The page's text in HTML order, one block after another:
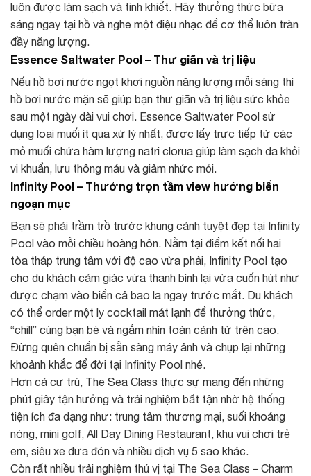
luôn được làm sạch và tinh khiết. Hãy thưởng thức bữa
sáng ngay tại hồ và nghe một điệu nhạc để cơ thể luôn tràn
đầy năng lượng.
Essence Saltwater Pool – Thư giãn và trị liệu
Nếu hồ bơi nước ngọt khơi nguồn năng lượng mỗi sáng thì
hồ bơi nước mặn sẽ giúp bạn thư giãn và trị liệu sức khỏe
sau một ngày dài vui chơi. Essence Saltwater Pool sử
dụng loại muối ít qua xử lý nhất, được lấy trực tiếp từ các
mỏ muối chứa hàm lượng natri clorua giúp làm sạch da khỏi
vi khuẩn, lưu thông máu và giảm nhức mỏi.
Infinity Pool – Thưởng trọn tầm view hướng biển
ngoạn mục
Bạn sẽ phải trầm trồ trước khung cảnh tuyệt đẹp tại Infinity
Pool vào mỗi chiều hoàng hôn. Nằm tại điểm kết nối hai
tòa tháp trung tâm với độ cao vừa phải, Infinity Pool tạo
cho du khách cảm giác vừa thanh bình lại vừa cuốn hút như
được chạm vào biển cả bao la ngay trước mắt. Du khách
có thể order một ly cocktail mát lạnh để thưởng thức,
“chill” cùng bạn bè và ngắm nhìn toàn cảnh từ trên cao.
Đừng quên chuẩn bị sẵn sàng máy ảnh và chụp lại những
khoảnh khắc để đời tại Infinity Pool nhé.
Hơn cả cư trú, The Sea Class thực sự mang đến những
phút giây tận hưởng và trải nghiệm bất tận nhờ hệ thống
tiện ích đa dạng như: trung tâm thương mại, suối khoáng
nóng, mini golf, All Day Dining Restaurant, khu vui chơi trẻ
em, siêu xe đưa đón và nhiều dịch vụ 5 sao khác.
Còn rất nhiều trải nghiệm thú vị tại The Sea Class – Charm